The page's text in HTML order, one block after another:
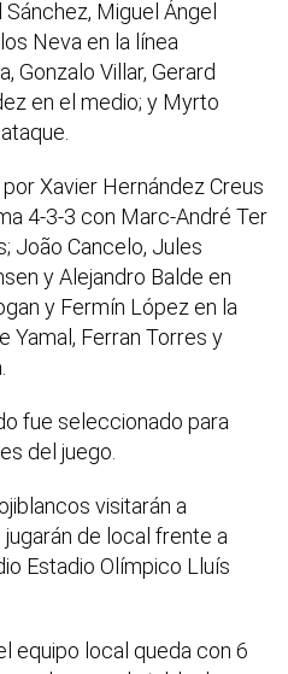
Miguel Ángel
Neva en la línea
Gonzalo Villar, Gerard
en el medio; y Myrto
Xavier Hernández Creus
4-3-3 con Marc-André Ter
João Cancelo, Jules
y Alejandro Balde en
y Fermín López en la
Yamal, Ferran Torres y
fue seleccionado para
del juego.
visitarán a
de local frente a
Estadio Olímpico Lluís
equipo local queda con 6